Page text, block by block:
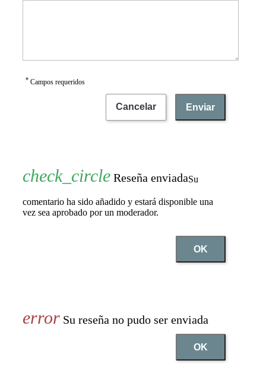
* Campos requeridos
Cancelar Enviar
Reseña enviadaSu
comentario ha sido añadido y estará disponible una
vez sea aprobado por un moderador.
OK
Su reseña no pudo ser enviada
OK